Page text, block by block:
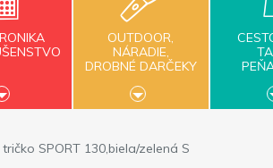
OUTDOOR,
NÁRADIE,
DROBNÉ DARČEKY
SPORT 130,biela/zelená S